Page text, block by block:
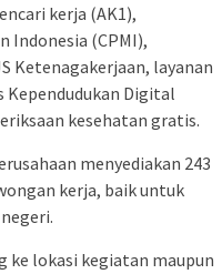
kerja (AK1),
Indonesia (CPMI),
Ketenagakerjaan, layanan
Digital
kesehatan gratis.
menyediakan 243
kerja, baik untuk
ke lokasi kegiatan maupun